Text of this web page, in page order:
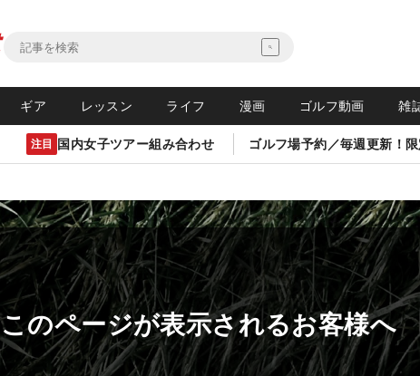
ギア レッスン ライフ 漫画 ゴルフ動画 雑
注目 国内女子ツアー組み合わせ ゴルフ場予約／毎週更新！
このページが表示されるお客様へ